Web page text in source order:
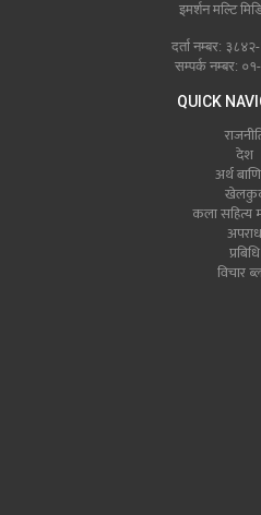
इमर्शन मल्टि
दर्ता नम्बर:
सम्पर्क नम्बर:
QUICK
देश
अर्थ
कला सहित्य
अपराध
प्रबिधि
विचार